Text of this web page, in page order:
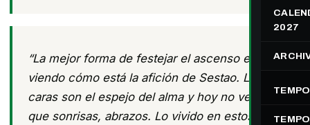
2027
“La mejor forma de festejar el ascenso es
viendo cómo está la afición de Sestao. Las
caras son el espejo del alma y hoy no veo más
que sonrisas, abrazos. Lo vivido en estos